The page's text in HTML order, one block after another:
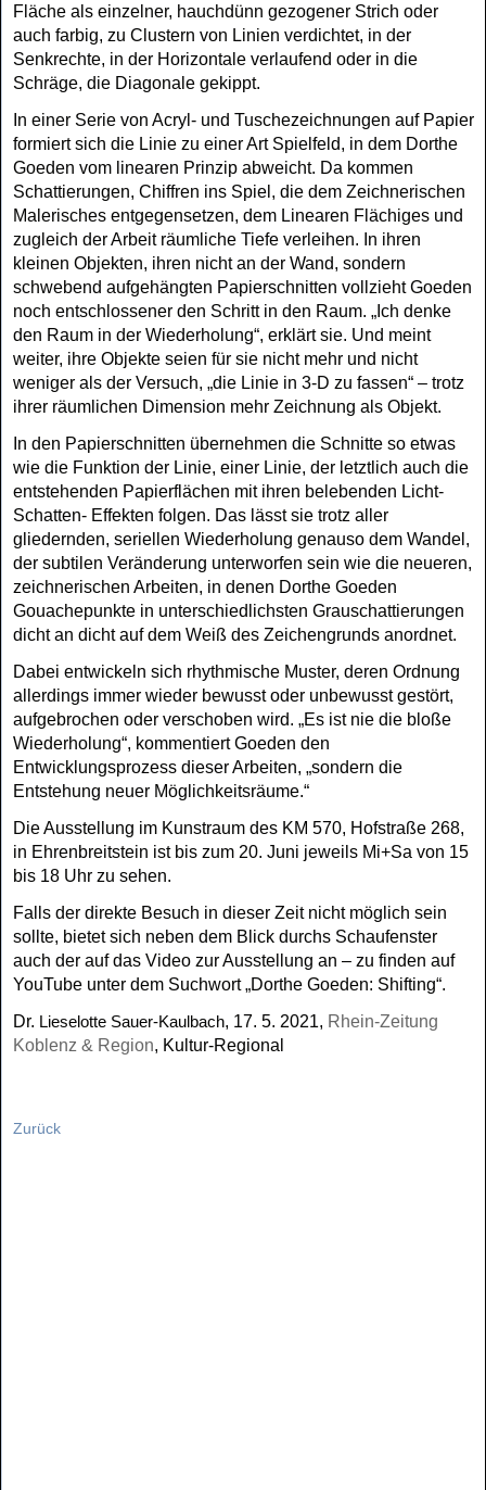
Fläche als einzelner, hauchdünn gezogener Strich oder
auch farbig, zu Clustern von Linien verdichtet, in der
Senkrechte, in der Horizontale verlaufend oder in die
Schräge, die Diagonale gekippt.
In einer Serie von Acryl- und Tuschezeichnungen auf Papier
formiert sich die Linie zu einer Art Spielfeld, in dem Dorthe
Goeden vom linearen Prinzip abweicht. Da kommen
Schattierungen, Chiffren ins Spiel, die dem Zeichnerischen
Malerisches entgegensetzen, dem Linearen Flächiges und
zugleich der Arbeit räumliche Tiefe verleihen. In ihren
kleinen Objekten, ihren nicht an der Wand, sondern
schwebend aufgehängten Papierschnitten vollzieht Goeden
noch entschlossener den Schritt in den Raum. „Ich denke
den Raum in der Wiederholung“, erklärt sie. Und meint
weiter, ihre Objekte seien für sie nicht mehr und nicht
weniger als der Versuch, „die Linie in 3-D zu fassen“ – trotz
ihrer räumlichen Dimension mehr Zeichnung als Objekt.
In den Papierschnitten übernehmen die Schnitte so etwas
wie die Funktion der Linie, einer Linie, der letztlich auch die
entstehenden Papierflächen mit ihren belebenden Licht-
Schatten- Effekten folgen. Das lässt sie trotz aller
gliedernden, seriellen Wiederholung genauso dem Wandel,
der subtilen Veränderung unterworfen sein wie die neueren,
zeichnerischen Arbeiten, in denen Dorthe Goeden
Gouachepunkte in unterschiedlichsten Grauschattierungen
dicht an dicht auf dem Weiß des Zeichengrunds anordnet.
Dabei entwickeln sich rhythmische Muster, deren Ordnung
allerdings immer wieder bewusst oder unbewusst gestört,
aufgebrochen oder verschoben wird. „Es ist nie die bloße
Wiederholung“, kommentiert Goeden den
Entwicklungsprozess dieser Arbeiten, „sondern die
Entstehung neuer Möglichkeitsräume.“
Die Ausstellung im Kunstraum des KM 570, Hofstraße 268,
in Ehrenbreitstein ist bis zum 20. Juni jeweils Mi+Sa von 15
bis 18 Uhr zu sehen.
Falls der direkte Besuch in dieser Zeit nicht möglich sein
sollte, bietet sich neben dem Blick durchs Schaufenster
auch der auf das Video zur Ausstellung an – zu finden auf
YouTube unter dem Suchwort „Dorthe Goeden: Shifting“.
Dr. Lieselotte Sauer-Kaulbach, 17. 5. 2021, Rhein-Zeitung
Koblenz & Region, Kultur-Regional
Zurück